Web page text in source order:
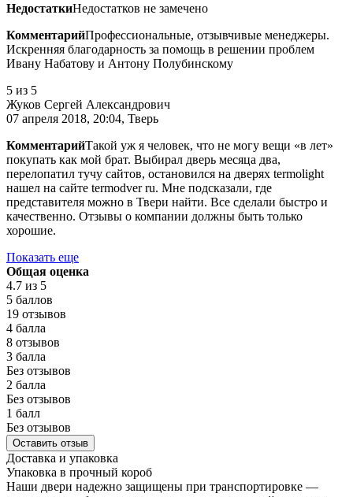
НедостаткиНедостатков не замечено
КомментарийПрофессиональные, отзывчивые менеджеры.
Искренняя благодарность за помощь в решении проблем
Ивану Набатову и Антону Полубинскому
5 из 5
Жуков Сергей Александрович
07 апреля 2018, 20:04, Тверь
КомментарийТакой уж я человек, что не могу вещи «в лет»
покупать как мой брат. Выбирал дверь месяца два,
перелопатил тучу сайтов, остановился на дверях termolight
нашел на сайте termodver ru. Мне подсказали, где
представителя можно в Твери найти. Все сделали быстро и
качественно. Отзывы о компании должны быть только
хорошие.
Показать еще
Общая оценка
4.7 из 5
5 баллов
19 отзывов
4 балла
8 отзывов
3 балла
Без отзывов
2 балла
Без отзывов
1 балл
Без отзывов
Оставить отзыв
Доставка и упаковка
Упаковка в прочный короб
Наши двери надежно защищены при транспортировке —